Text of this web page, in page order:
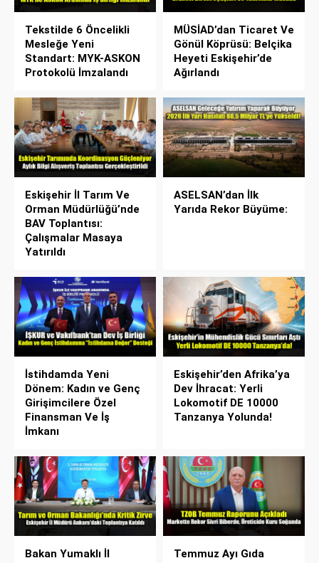
Tekstilde 6 Öncelikli
Mesleğe Yeni
Standart: MYK-ASKON
Protokolü İmzalandı
MÜSİAD’dan Ticaret Ve
Gönül Köprüsü: Belçika
Heyeti Eskişehir’de
Ağırlandı
Eskişehir İl Tarım Ve
Orman Müdürlüğü’nde
BAV Toplantısı:
Çalışmalar Masaya
Yatırıldı
ASELSAN’dan İlk
Yarıda Rekor Büyüme:
İstihdamda Yeni
Dönem: Kadın ve Genç
Girişimcilere Özel
Finansman Ve İş
İmkanı
Eskişehir’den Afrika’ya
Dev İhracat: Yerli
Lokomotif DE 10000
Tanzanya Yolunda!
Bakan Yumaklı İl
Temmuz Ayı Gıda